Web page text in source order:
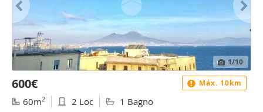
1/10
600€
60m2 2 Loc 1 Bagno
Máx. 10km